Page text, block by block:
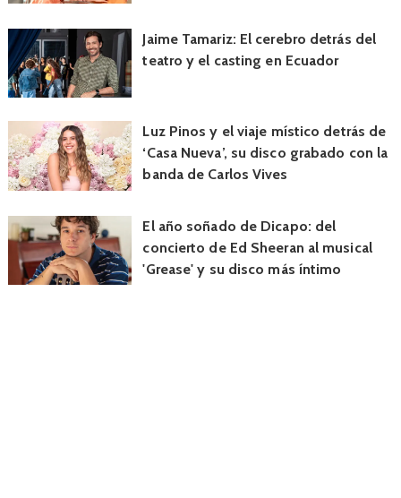
Jaime Tamariz: El cerebro detrás del
teatro y el casting en Ecuador
Luz Pinos y el viaje místico detrás de
‘Casa Nueva’, su disco grabado con la
banda de Carlos Vives
El año soñado de Dicapo: del
concierto de Ed Sheeran al musical
'Grease' y su disco más íntimo